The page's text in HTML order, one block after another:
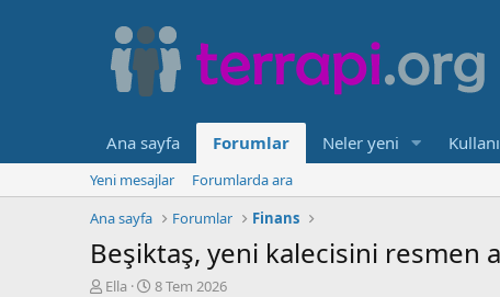
Ana sayfa Forumlar Neler yeni
Yeni mesajlar
Forumlarda ara
Ana sayfa
Forumlar Finans
Beşiktaş, yeni kalecisini resmen
K
Ella
B
8 Tem 2026